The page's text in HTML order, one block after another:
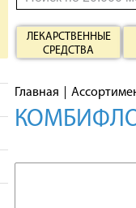
ЛЕКАРСТВЕННЫЕ
СРЕДСТВА
Главная